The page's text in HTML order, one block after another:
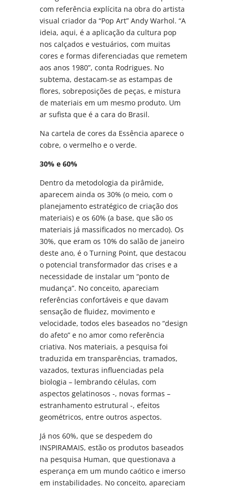
com referência explícita na obra do artista
visual criador da “Pop Art” Andy Warhol. “A
ideia, aqui, é a aplicação da cultura pop
nos calçados e vestuários, com muitas
cores e formas diferenciadas que remetem
aos anos 1980”, conta Rodrigues. No
subtema, destacam-se as estampas de
flores, sobreposições de peças, e mistura
de materiais em um mesmo produto. Um
ar sufista que é a cara do Brasil.
Na cartela de cores da Essência aparece o
cobre, o vermelho e o verde.
30% e 60%
Dentro da metodologia da pirâmide,
aparecem ainda os 30% (o meio, com o
planejamento estratégico de criação dos
materiais) e os 60% (a base, que são os
materiais já massificados no mercado). Os
30%, que eram os 10% do salão de janeiro
deste ano, é o Turning Point, que destacou
o potencial transformador das crises e a
necessidade de instalar um “ponto de
mudança”. No conceito, apareciam
referências confortáveis e que davam
sensação de fluidez, movimento e
velocidade, todos eles baseados no “design
do afeto” e no amor como referência
criativa. Nos materiais, a pesquisa foi
traduzida em transparências, tramados,
vazados, texturas influenciadas pela
biologia – lembrando células, com
aspectos gelatinosos -, novas formas –
estranhamento estrutural -, efeitos
geométricos, entre outros aspectos.
Já nos 60%, que se despedem do
INSPIRAMAIS, estão os produtos baseados
na pesquisa Human, que questionava a
esperança em um mundo caótico e imerso
em instabilidades. No conceito, apareciam